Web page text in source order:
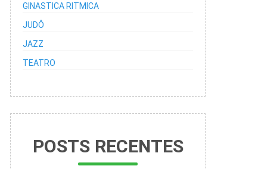
GINASTICA RITMICA
JUDÔ
JAZZ
TEATRO
POSTS RECENTES